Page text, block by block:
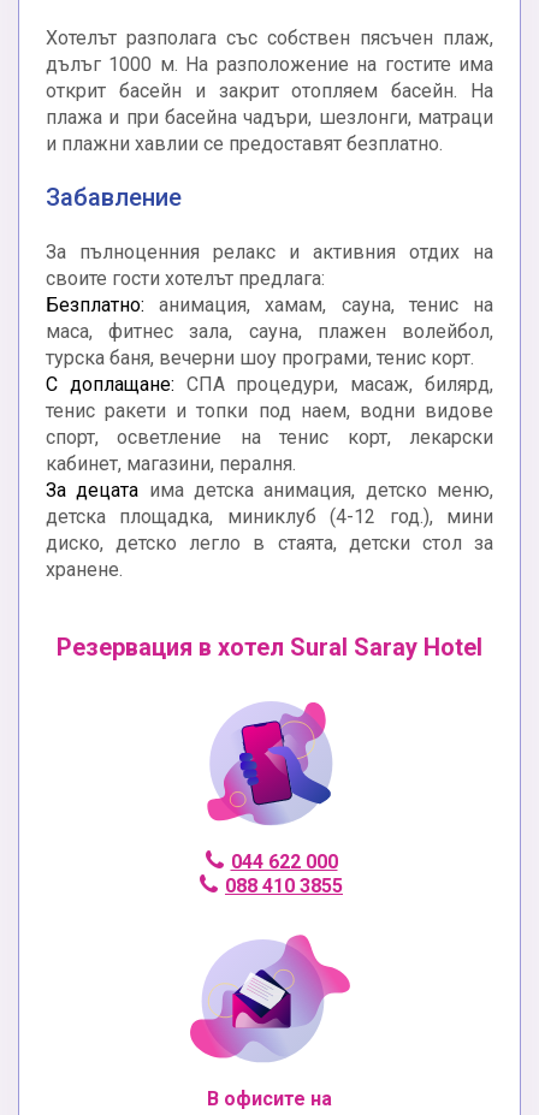
Хотелът разполага със собствен пясъчен плаж,
дълъг 1000 м. На разположение на гостите има
открит басейн и закрит отопляем басейн. На
плажа и при басейна чадъри, шезлонги, матраци
и плажни хавлии се предоставят безплатно.
Забавление
За пълноценния релакс и активния отдих на
своите гости хотелът предлага:
Безплатно: анимация, хамам, сауна, тенис на
маса, фитнес зала, сауна, плажен волейбол,
турска баня, вечерни шоу програми, тенис корт.
С доплащане: СПА процедури, масаж, билярд,
тенис ракети и топки под наем, водни видове
спорт, осветление на тенис корт, лекарски
кабинет, магазини, пералня.
За децата има детска анимация, детско меню,
детска площадка, миниклуб (4-12 год.), мини
диско, детско легло в стаята, детски стол за
хранене.
Резервация в хотел Sural Saray Hotel
044 622 000
088 410 3855
В офисите на